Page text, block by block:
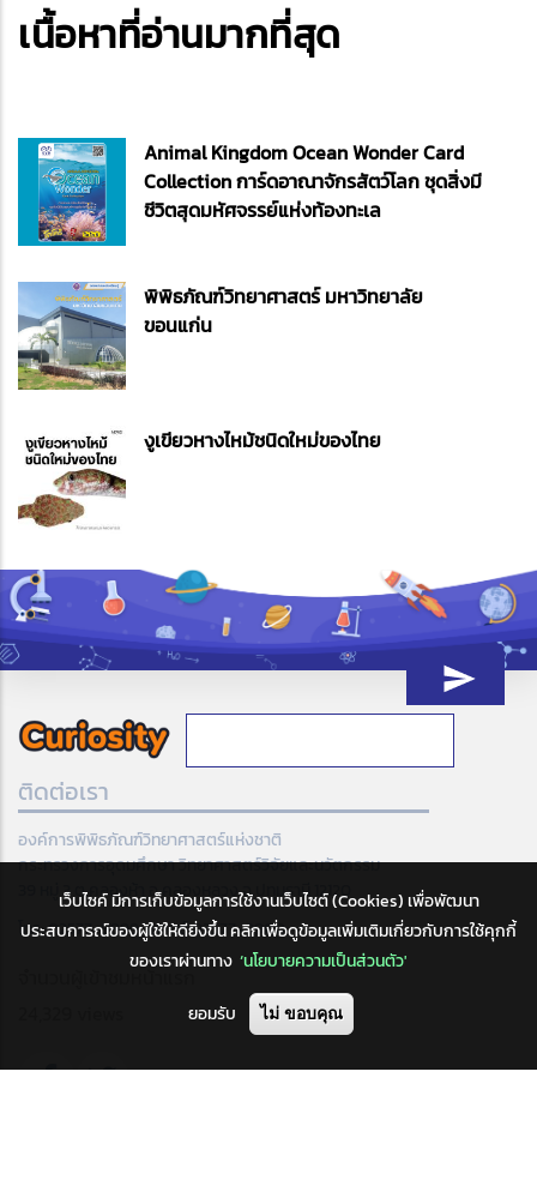
เนื้อหาที่อ่านมากที่สุด
Animal Kingdom Ocean Wonder Card
Collection การ์ดอาณาจักรสัตว์โลก ชุดสิ่งมี
ชีวิตสุดมหัศจรรย์แห่งท้องทะเล
พิพิธภัณฑ์วิทยาศาสตร์ มหาวิทยาลัย
ขอนแก่น
งูเขียวหางไหม้ชนิดใหม่ของไทย
ติดต่อเรา
องค์การพิพิธภัณฑ์วิทยาศาสตร์แห่งชาติ
กระทรวงการอุดมศึกษา วิทยาศาสตร์วิจัยและนวัตกรรม
39 หมู่ 3 ต.คลองห้า อ.คลองหลวง จ.ปทุมธานี 12120
โทร: 02577-9999, แฟกซ์ 02577-9900
เว็บไซค์ มีการเก็บข้อมูลการใช้งานเว็บไซต์ (Cookies) เพื่อพัฒนา
ประสบการณ์ของผู้ใช้ให้ดียิ่งขึ้น คลิกเพื่อดูข้อมูลเพิ่มเติมเกี่ยวกับการใช้คุกกี้
ของเราผ่านทาง ‘นโยบายความเป็นส่วนตัว'
ยอมรับ ไม่ ขอบคุณ